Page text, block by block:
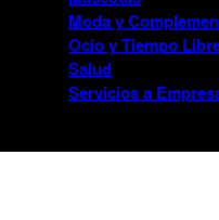
Moda y
Ocio y Tiempo
Salud
Servicios a